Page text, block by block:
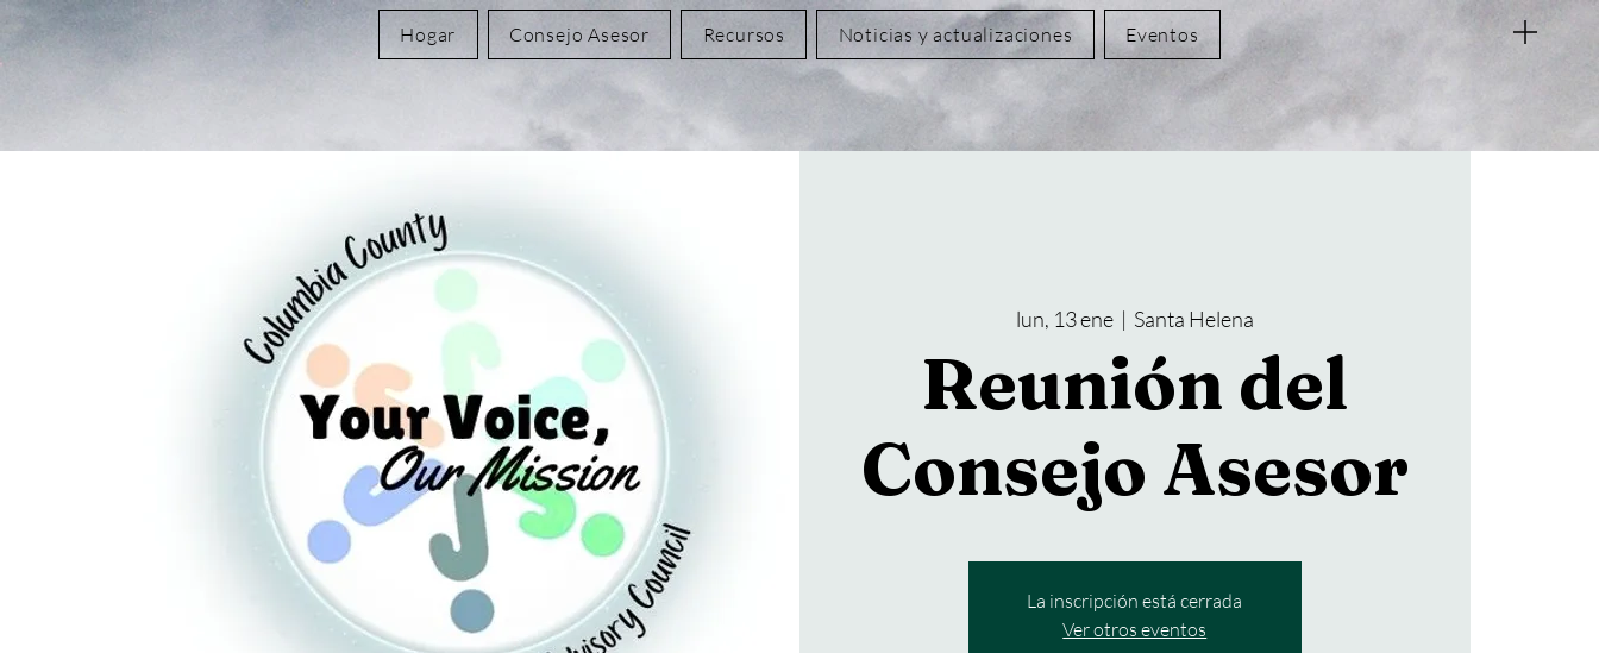
Hogar Consejo Asesor Recursos Noticias y actualizaciones Eventos
lun, 13 ene
  |
Santa Helena
Reunión del
Consejo Asesor
La inscripción está cerrada
Ver otros eventos